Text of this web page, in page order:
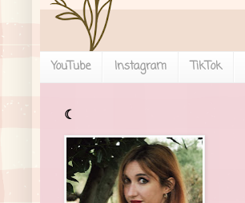
YouTube Instagram TikTok
☾